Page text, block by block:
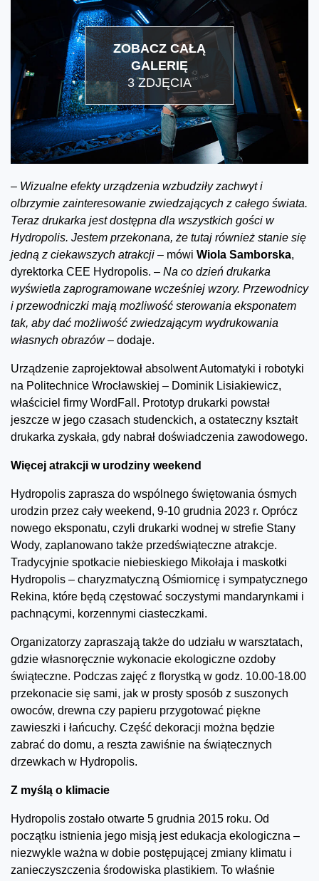
ZOBACZ CAŁĄ
GALERIĘ
3 ZDJĘCIA
– Wizualne efekty urządzenia wzbudziły zachwyt i
olbrzymie zainteresowanie zwiedzających z całego świata.
Teraz drukarka jest dostępna dla wszystkich gości w
Hydropolis. Jestem przekonana, że tutaj również stanie się
jedną z ciekawszych atrakcji – mówi Wiola Samborska,
dyrektorka CEE Hydropolis. – Na co dzień drukarka
wyświetla zaprogramowane wcześniej wzory. Przewodnicy
i przewodniczki mają możliwość sterowania eksponatem
tak, aby dać możliwość zwiedzającym wydrukowania
własnych obrazów– dodaje.
Urządzenie zaprojektował absolwent Automatyki i robotyki
na Politechnice Wrocławskiej – Dominik Lisiakiewicz,
właściciel firmy WordFall. Prototyp drukarki powstał
jeszcze w jego czasach studenckich, a ostateczny kształt
drukarka zyskała, gdy nabrał doświadczenia zawodowego.
Więcej atrakcji w urodziny weekend
Hydropolis zaprasza do wspólnego świętowania ósmych
urodzin przez cały weekend, 9-10 grudnia 2023 r. Oprócz
nowego eksponatu, czyli drukarki wodnej w strefie Stany
Wody, zaplanowano także przedświąteczne atrakcje.
Tradycyjnie spotkacie niebieskiego Mikołaja i maskotki
Hydropolis – charyzmatyczną Ośmiornicę i sympatycznego
Rekina, które będą częstować soczystymi mandarynkami i
pachnącymi, korzennymi ciasteczkami.
Organizatorzy zapraszają także do udziału w warsztatach,
gdzie własnoręcznie wykonacie ekologiczne ozdoby
świąteczne. Podczas zajęć z florystką w godz. 10.00-18.00
przekonacie się sami, jak w prosty sposób z suszonych
owoców, drewna czy papieru przygotować piękne
zawieszki i łańcuchy. Część dekoracji można będzie
zabrać do domu, a reszta zawiśnie na świątecznych
drzewkach w Hydropolis.
Z myślą o klimacie
Hydropolis zostało otwarte 5 grudnia 2015 roku. Od
początku istnienia jego misją jest edukacja ekologiczna –
niezwykle ważna w dobie postępującej zmiany klimatu i
zanieczyszczenia środowiska plastikiem. To właśnie